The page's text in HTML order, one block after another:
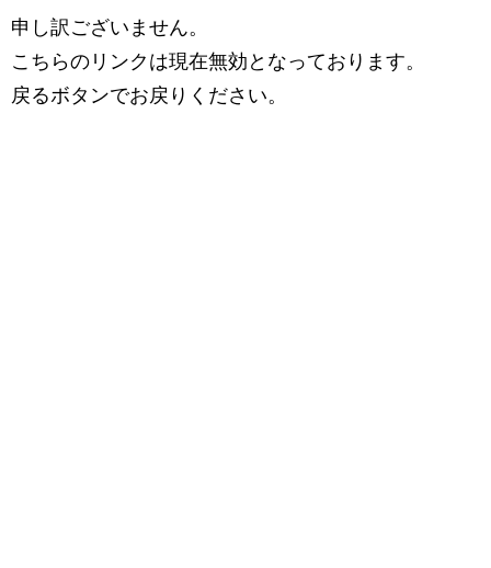
申し訳ございません。
こちらのリンクは現在無効となっております。
戻るボタンでお戻りください。